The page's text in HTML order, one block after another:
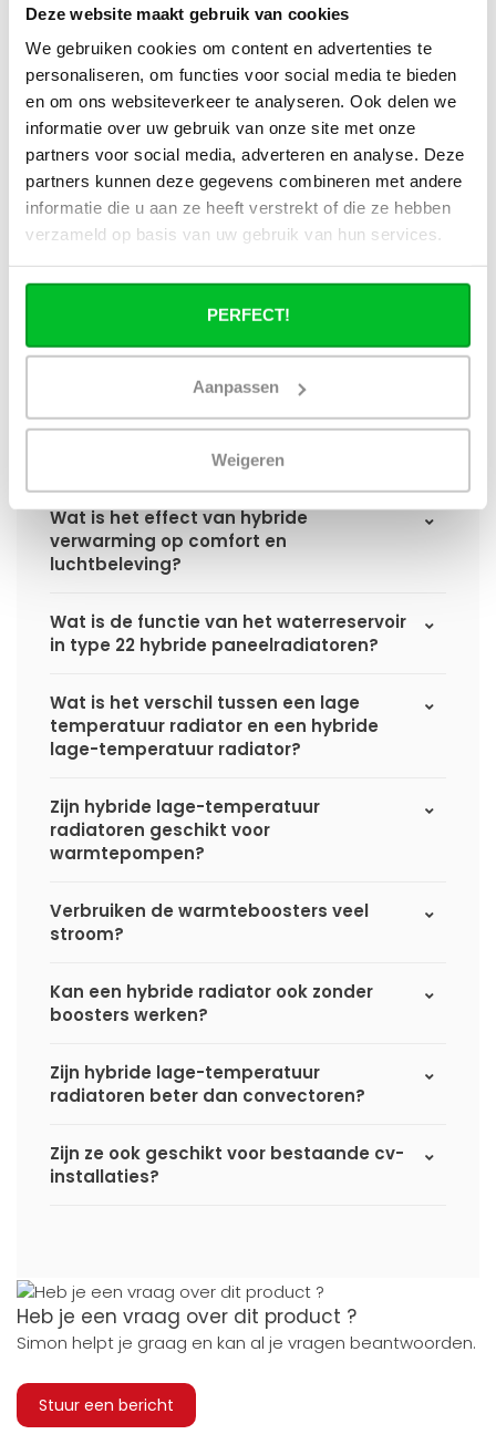
Deze website maakt gebruik van cookies
We gebruiken cookies om content en advertenties te
personaliseren, om functies voor social media te bieden
en om ons websiteverkeer te analyseren. Ook delen we
informatie over uw gebruik van onze site met onze
partners voor social media, adverteren en analyse. Deze
partners kunnen deze gegevens combineren met andere
informatie die u aan ze heeft verstrekt of die ze hebben
verzameld op basis van uw gebruik van hun services.
PERFECT!
Aanpassen
Weigeren
Wat is technisch gezien een hybride
paneelradiator?
Hoe verschilt de warmteafgifte van een
hybride paneelradiator ten opzichte van
een standaard paneelradiator?
Wat is het voordeel van geïntegreerde
technisch geen convector?
Hoe presteert een hybride
paneelradiator bij lage
aanvoertemperaturen (35–45 °C)?
Wat is het effect van hybride
verwarming op comfort en
luchtbeleving?
Wat is de functie van het waterreservoir
in type 22 hybride paneelradiatoren?
Wat is het verschil tussen een lage
temperatuur radiator en een hybride
lage-temperatuur radiator?
Zijn hybride lage-temperatuur
radiatoren geschikt voor
warmtepompen?
Verbruiken de warmteboosters veel
stroom?
Kan een hybride radiator ook zonder
boosters werken?
Zijn hybride lage-temperatuur
radiatoren beter dan convectoren?
Zijn ze ook geschikt voor bestaande cv-
installaties?
Heb je een vraag over dit product ?
Simon helpt je graag en kan al je vragen beantwoorden.
Stuur een bericht